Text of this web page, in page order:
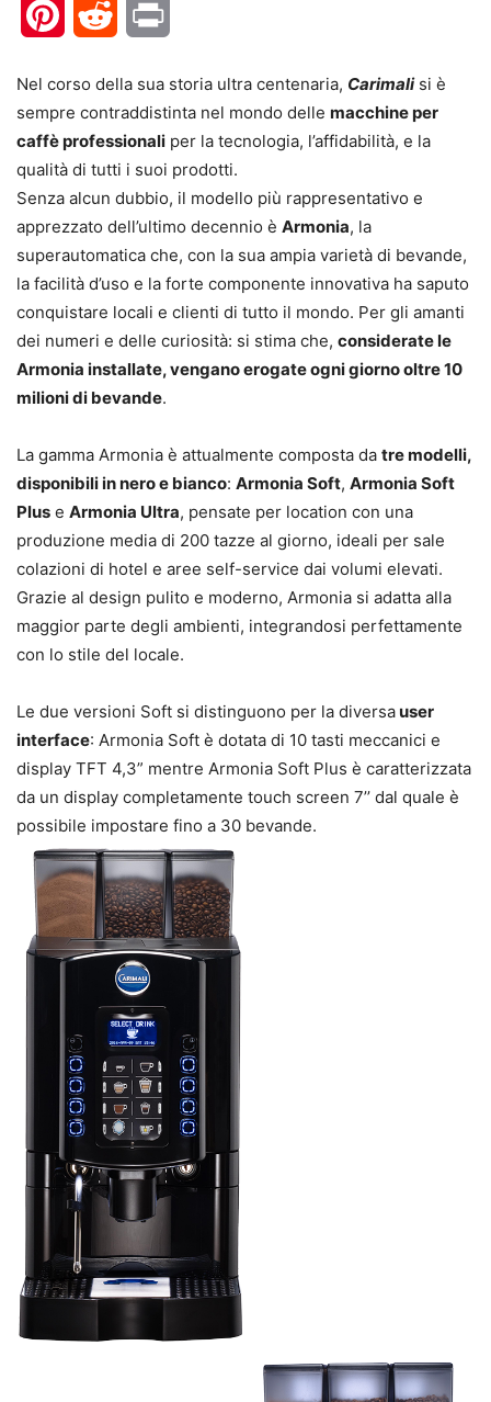
PinterestReddit
Nel corso della sua storia ultra centenaria, Carimalisi è
sempre contraddistinta nel mondo delle macchine per
caffè professionali per la tecnologia, l’affidabilità, e la
qualità di tutti i suoi prodotti.
Senza alcun dubbio, il modello più rappresentativo e
apprezzato dell’ultimo decennio è Armonia, la
superautomatica che, con la sua ampia varietà di bevande,
la facilità d’uso e la forte componente innovativa ha saputo
conquistare locali e clienti di tutto il mondo. Per gli amanti
dei numeri e delle curiosità: si stima che, considerate le
Armonia installate, vengano erogate ogni giorno oltre 10
milioni di bevande.
La gamma Armonia è attualmente composta da tre modelli,
disponibili in nero e bianco: Armonia Soft, Armonia Soft
Plus e Armonia Ultra, pensate per location con una
produzione media di 200 tazze al giorno, ideali per sale
colazioni di hotel e aree self-service dai volumi elevati.
Grazie al design pulito e moderno, Armonia si adatta alla
maggior parte degli ambienti, integrandosi perfettamente
con lo stile del locale.
Le due versioni Soft si distinguono per la diversauser
interface: Armonia Soft è dotata di 10 tasti meccanici e
display TFT 4,3” mentre Armonia Soft Plus è caratterizzata
da un display completamente touch screen 7’’ dal quale è
possibile impostare fino a 30 bevande.